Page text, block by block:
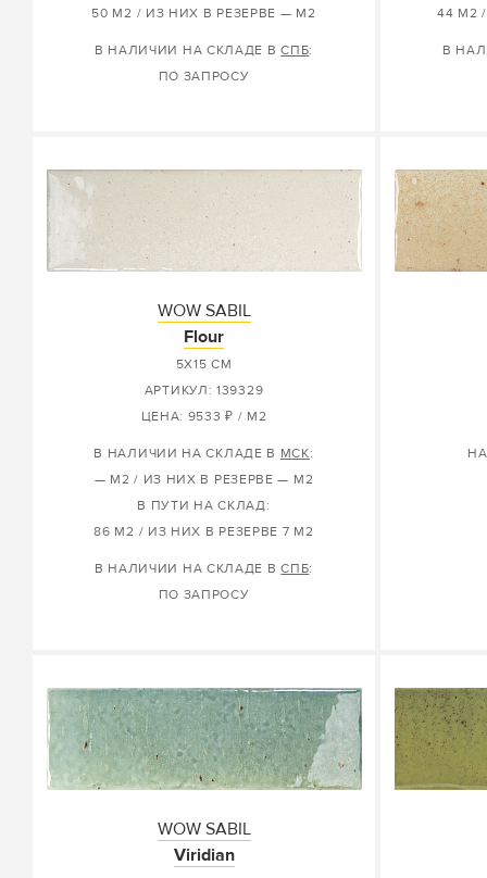
50 М2 / ИЗ НИХ В РЕЗЕРВЕ — М2
В НАЛИЧИИ НА СКЛАДЕ ВСПБ:
ПО ЗАПРОСУ
44 М2
В
WOW SABIL
Flour
5X15 СМ
АРТИКУЛ: 139329
ЦЕНА: 9533 ₽ / М2
В НАЛИЧИИ НА СКЛАДЕ В МСК:
— М2 / ИЗ НИХ В РЕЗЕРВЕ — М2
В ПУТИ НА СКЛАД:
86 М2 / ИЗ НИХ В РЕЗЕРВЕ 7 М2
В НАЛИЧИИ НА СКЛАДЕ ВСПБ:
ПО ЗАПРОСУ
WOW SABIL
Viridian